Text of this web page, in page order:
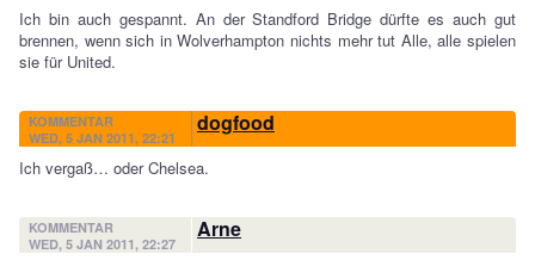
Ich bin auch gespannt. An der Standford Bridge dürfte es auch gut
brennen, wenn sich in Wolverhampton nichts mehr tut Alle, alle spielen
sie für United.
KOMMENTAR
WED, 5 JAN 2011, 22:21
dogfood
Ich vergaß… oder Chelsea.
KOMMENTAR
WED, 5 JAN 2011, 22:27
Arne